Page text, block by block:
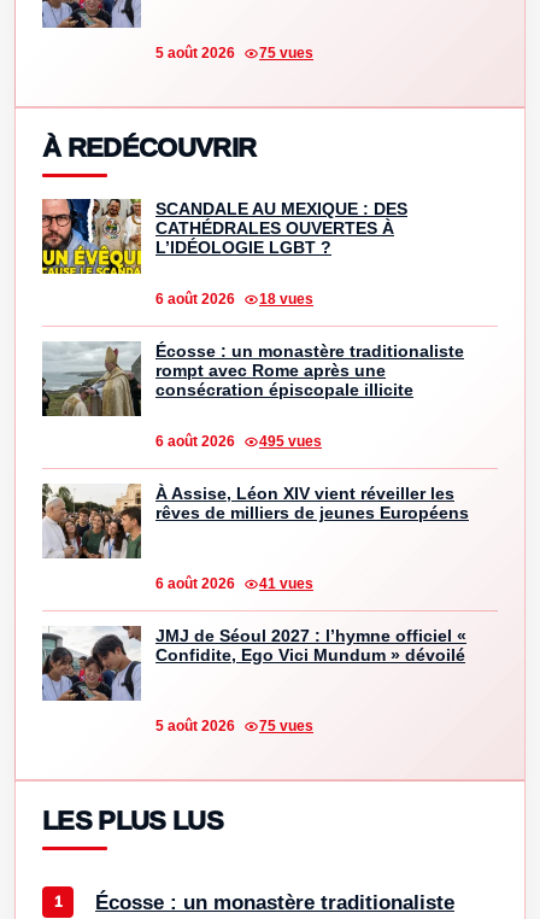
5 août 2026 75 vues
À REDÉCOUVRIR
SCANDALE AU MEXIQUE : DES
CATHÉDRALES OUVERTES À
L’IDÉOLOGIE LGBT ?
6 août 2026 18 vues
Écosse : un monastère traditionaliste
rompt avec Rome après une
consécration épiscopale illicite
6 août 2026 495 vues
À Assise, Léon XIV vient réveiller les
rêves de milliers de jeunes Européens
6 août 2026 41 vues
JMJ de Séoul 2027 : l’hymne officiel «
Confidite, Ego Vici Mundum » dévoilé
5 août 2026 75 vues
LES PLUS LUS
Écosse : un monastère traditionaliste